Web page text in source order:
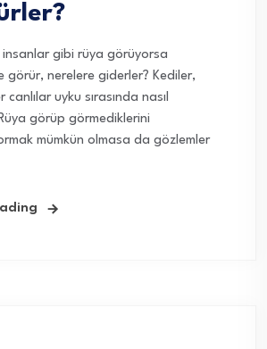
gibi rüya görüyorsa
görür, nerelere giderler? Kediler,
uyku sırasında nasıl
görüp görmediklerini
mümkün olmasa da gözlemler